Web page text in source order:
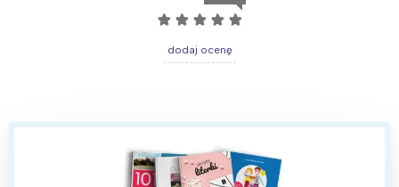
☆ ☆ ☆ ☆ ☆
dodaj ocenę